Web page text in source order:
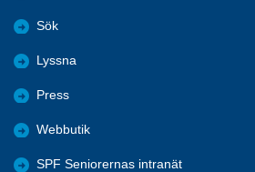
Sök
Lyssna
Press
Webbutik
SPF Seniorernas intranät